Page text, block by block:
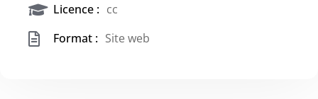
Licence : cc
Format : Site web